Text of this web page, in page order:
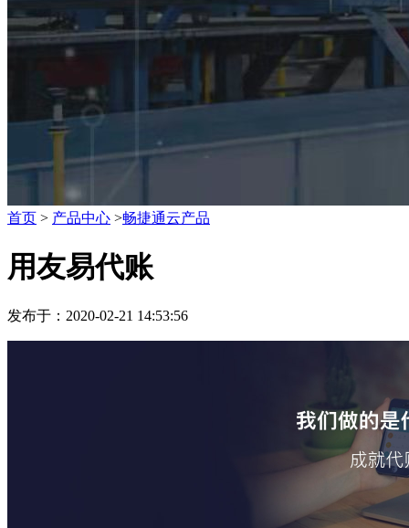
首页 > 产品中心 >畅捷通云产品
用友易代账
发布于：2020-02-21 14:53:56